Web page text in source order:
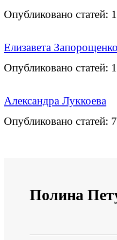
Опубликовано статей:
Елизавета Запорощенко
Опубликовано статей:
Александра Луккоева
Опубликовано статей: 7
Полина